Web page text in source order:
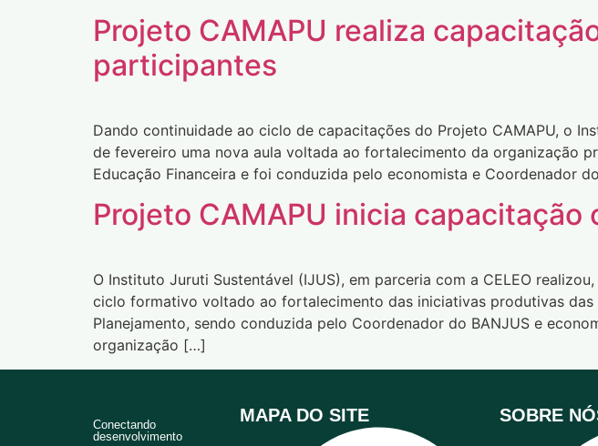
Projeto CAMAPU realiza
participantes
Dando continuidade ao ciclo de capacitações do Projeto CAMAPU, o
de fevereiro uma nova aula voltada ao fortalecimento da organização
Educação Financeira e foi conduzida pelo economista e Coordenador
Projeto CAMAPU inicia
O Instituto Juruti Sustentável (IJUS), em parceria com a CELEO
ciclo formativo voltado ao fortalecimento das iniciativas produtivas
Planejamento, sendo conduzida pelo Coordenador do BANJUS e
organização […]
Conectando
desenvolvimento
MAPA DO SITE SOBRE